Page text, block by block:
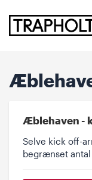
Æblehaven -
Selve kick off-
begrænset antal